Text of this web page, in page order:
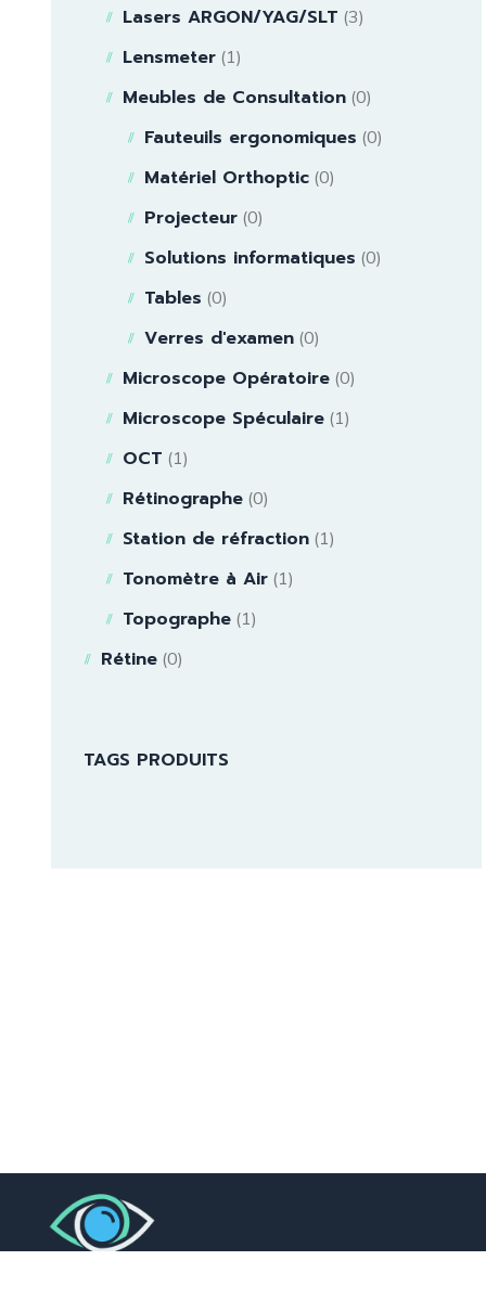
Lasers ARGON/YAG/SLT (3)
Lensmeter (1)
Meubles de Consultation (0)
Fauteuils ergonomiques (0)
Matériel Orthoptic (0)
Projecteur (0)
Solutions informatiques (0)
Tables (0)
Verres d'examen (0)
Microscope Opératoire (0)
Microscope Spéculaire (1)
OCT (1)
Rétinographe (0)
Station de réfraction (1)
Tonomètre à Air (1)
Topographe (1)
Rétine (0)
TAGS PRODUITS